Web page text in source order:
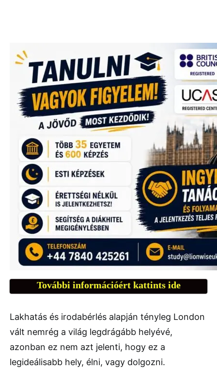
További információért kattints ide
Lakhatás és irodabérlés alapján tényleg London
vált nemrég a világ legdrágább helyévé,
azonban ez nem azt jelenti, hogy ez a
legideálisabb hely, élni, vagy dolgozni.